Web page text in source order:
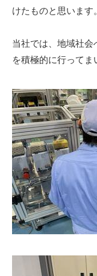
けたものと思います。
当社では、地域社会
を積極的に行ってま